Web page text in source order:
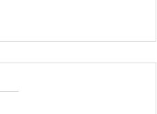
日 大府市
とんレンタルご予約いただ